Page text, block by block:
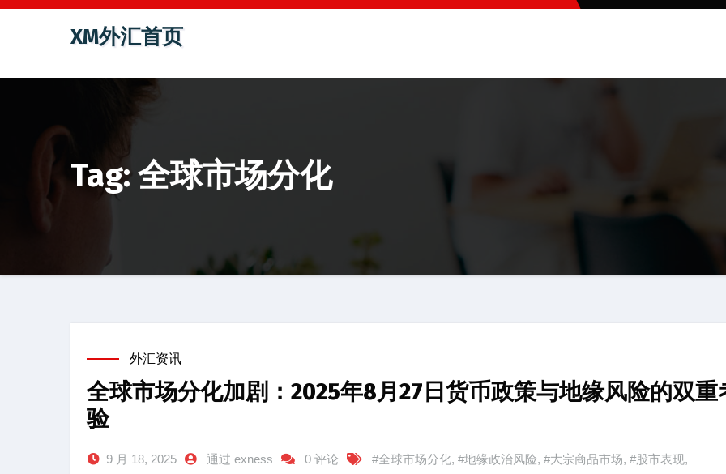
跳
容
XM外汇首页
Tag: 全球市场分化
外汇资讯
全球市场分化加剧：2025年8月27日货币政策与地缘风险的双重
验
9 月 18, 2025 通过 exness 0 评论 #全球市场分化, #地缘政治风险, #大宗商品市场, #股市表现,